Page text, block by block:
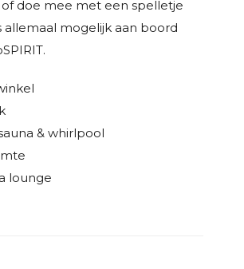
doe mee met een spelletje
allemaal mogelijk aan boord
& whirlpool
lounge